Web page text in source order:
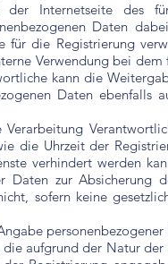
Internetseite des
Daten
die Registrierung
Verwendung bei
kann die
Daten
die Uhrzeit der
verhindert werden
Daten zur
sofern keine
aufgrund der Natur